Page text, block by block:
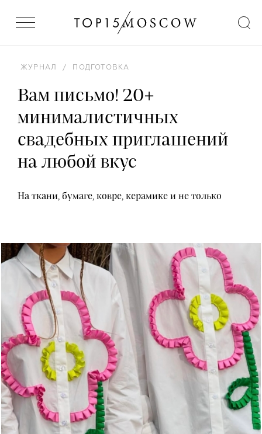
ЖУРНАЛ / ПОДГОТОВКА
Вам письмо! 20+
минималистичных
свадебных приглашений
на любой вкус
На ткани, бумаге, ковре, керамике и не только